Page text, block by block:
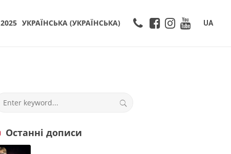
2025 УКРАЇНСЬКА (УКРАЇНСЬКА) UA
Останні дописи